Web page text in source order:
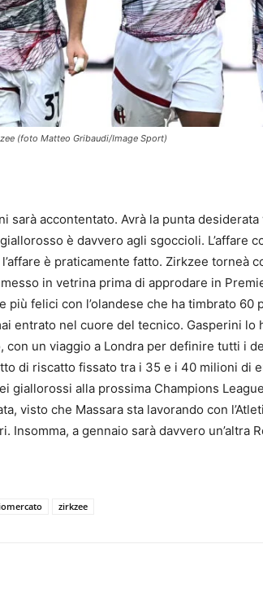
(foto Matteo Gribaudi/Image Sport)
sarà accontentato. Avrà la punta
è davvero agli sgoccioli. L’affare
è praticamente fatto. Zirkzee torneà
in vetrina prima di approdare in
più felici con l’olandese che ha timbrato 60
entrato nel cuore del tecnico. Gasperini
con un viaggio a Londra per definire tutti i
di riscatto fissato tra i 35 e i 40 milioni di
giallorossi alla prossima Champions
visto che Massara sta lavorando con
Insomma, a gennaio sarà davvero un’altra
zirkzee